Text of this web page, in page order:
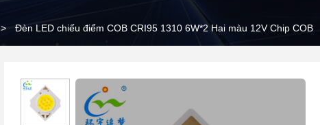
> Đèn LED chiếu điểm COB CRI95 1310 6W*2 Hai màu 12V Chip COB